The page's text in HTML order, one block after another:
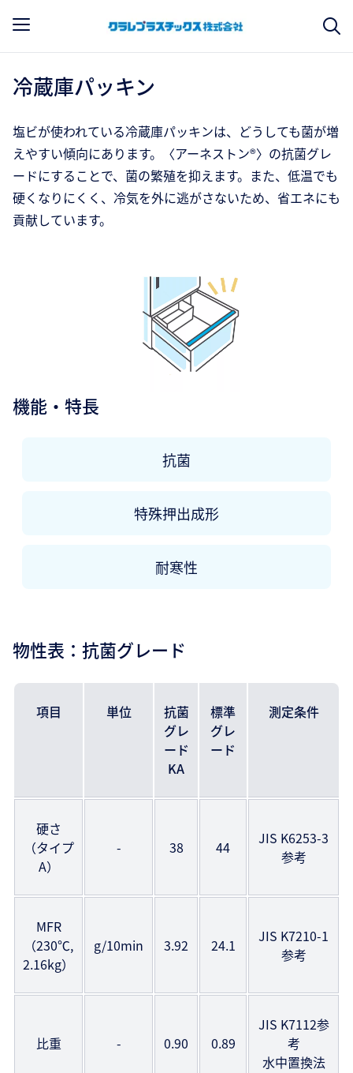
冷蔵庫パッキン
塩ビが使われている冷蔵庫パッキンは、どうしても菌が増
えやすい傾向にあります。〈アーネストン®〉の抗菌グレ
ードにすることで、菌の繁殖を抑えます。また、低温でも
硬くなりにくく、冷気を外に逃がさないため、省エネにも
貢献しています。
機能・特長
抗菌
特殊押出成形
耐寒性
物性表：抗菌グレード
項目 単位
抗菌
グレ
ード
KA
標準
グレ
ード
測定条件
硬さ
（タイプ
A）
- 38 44
JIS K6253-3
参考
MFR
（230℃,
2.16kg）
g/10min 3.92 24.1
JIS K7210-1
参考
比重 - 0.90 0.89
JIS K7112参
考
水中置換法